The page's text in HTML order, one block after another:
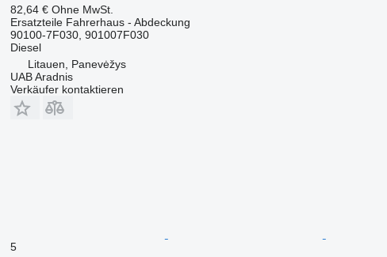
82,64 € Ohne MwSt.
Ersatzteile Fahrerhaus - Abdeckung
90100-7F030, 901007F030
Diesel
Litauen, Panevėžys
UAB Aradnis
Verkäufer kontaktieren
5